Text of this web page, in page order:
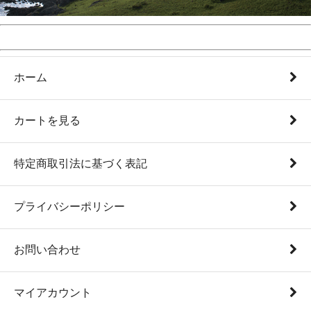
ホーム
カートを見る
特定商取引法に基づく表記
プライバシーポリシー
お問い合わせ
マイアカウント